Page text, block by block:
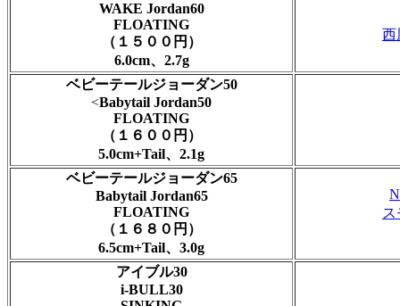
WAKE Jordan60
FLOATING
（１５００円）
6.0cm、2.7g
西
ベビーテールジョーダン50
<Babytail Jordan50
FLOATING
（１６００円）
5.0cm+Tail、2.1g
ベビーテールジョーダン65
Babytail Jordan65
FLOATING
（１６８０円）
6.5cm+Tail、3.0g
アイブル30
i-BULL30